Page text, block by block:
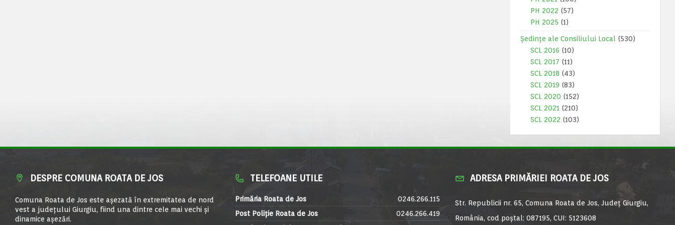
PH 2022 (57)
PH 2025 (1)
Ședințe ale Consiliului Local
(530)
SCL 2016 (10)
SCL 2017 (11)
SCL 2018 (43)
SCL 2019 (83)
SCL 2020 (152)
SCL 2021 (210)
SCL 2022 (103)
DESPRE COMUNA ROATA DE JOS
Comuna Roata de Jos este aşezată în extremitatea de nord
vest a judeţului Giurgiu, fiind una dintre cele mai vechi şi
dinamice aşezări.
TELEFOANE UTILE
Primăria Roata de Jos
0246.266.115
Post Poliție Roata de Jos
0246.266.419
ADRESA PRIMĂRIEI ROATA DE JOS
Str. Republicii nr. 65, Comuna Roata de Jos, Județ Giurgiu,
România, cod poștal: 087195, CUI: 5123608